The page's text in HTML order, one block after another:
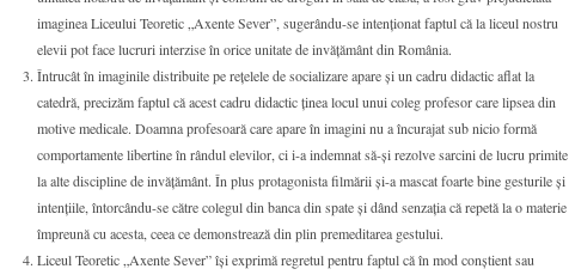
imaginea Liceului Teoretic „Axente Sever”, sugerându-se intenționat faptul că la liceul nostru
elevii pot face lucruri interzise în orice unitate de invățământ din România.
Întrucât în imaginile distribuite pe rețelele de socializare apare și un cadru didactic aflat la
catedră, precizăm faptul că acest cadru didactic ținea locul unui coleg profesor care lipsea din
motive medicale. Doamna profesoară care apare în imagini nu a încurajat sub nicio formă
comportamente libertine în rândul elevilor, ci i-a indemnat să-și rezolve sarcini de lucru primite
la alte discipline de invățământ. În plus protagonista filmării și-a mascat foarte bine gesturile și
intențiile, întorcându-se către colegul din banca din spate și dând senzația că repetă la o materie
împreună cu acesta, ceea ce demonstrează din plin premeditarea gestului.
Liceul Teoretic „Axente Sever” își exprimă regretul pentru faptul că în mod conștient sau